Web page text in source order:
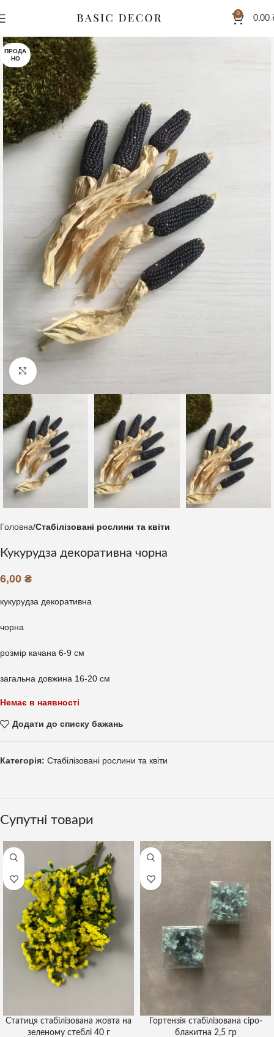
0
0,00
ПРОДА
НО
Клацніть, щоб збільшити
Головна Стабілізовані рослини та квіти
Кукурудза декоративна чорна
6,00 ₴
кукурудза декоративна
чорна
розмір качана 6-9 см
загальна довжина 16-20 см
Немає в наявності
Додати до списку бажань
Категорія: Стабілізовані рослини та квіти
Супутні товари
Статиця стабілізована жовта на
зеленому стеблі 40 г
Гортензія стабілізована сіро-
блакитна 2,5 гр